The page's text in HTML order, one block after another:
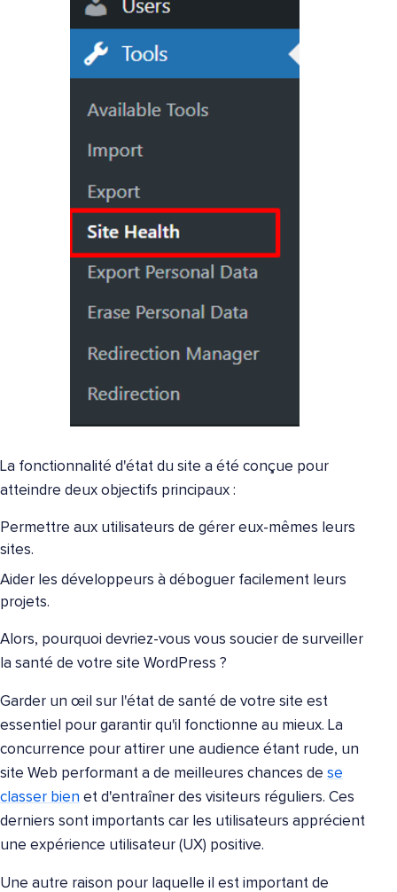
La fonctionnalité d'état du site a été conçue pour
atteindre deux objectifs principaux :
Permettre aux utilisateurs de gérer eux-mêmes leurs
sites.
Aider les développeurs à déboguer facilement leurs
projets.
Alors, pourquoi devriez-vous vous soucier de surveiller
la santé de votre site WordPress ?
Garder un œil sur l'état de santé de votre site est
essentiel pour garantir qu'il fonctionne au mieux. La
concurrence pour attirer une audience étant rude, un
site Web performant a de meilleures chances de se
classer bien et d'entraîner des visiteurs réguliers. Ces
derniers sont importants car les utilisateurs apprécient
une expérience utilisateur (UX) positive.
Une autre raison pour laquelle il est important de